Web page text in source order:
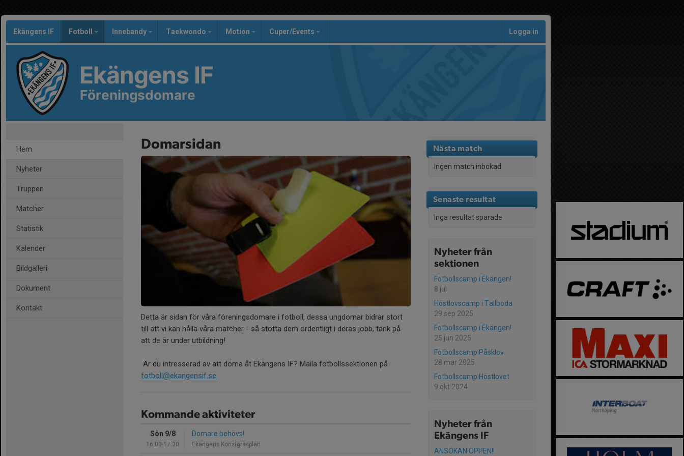
Ekängens IF Fotboll Innebandy Taekwondo Motion Cuper/Events Logga in
Ekängens IF
Föreningsdomare
Hem
Nyheter
Truppen
Matcher
Statistik
Kalender
Bildgalleri
Dokument
Kontakt
Nästa match
Ingen match inbokad
Senaste resultat
Inga resultat sparade
Nyheter från
sektionen
Fotbollscamp i Ekängen!
8 jul
Höstlovscamp i Tallboda
29 sep 2025
Fotbollscamp i Ekängen!
25 jun 2025
Fotbollscamp Påsklov
28 mar 2025
Fotbollscamp Höstlovet
9 okt 2024
Nyheter från
Ekängens IF
ANSÖKAN ÖPPEN!!
Domarsidan
Detta är sidan för våra föreningsdomare i fotboll, dessa ungdomar bidrar stort
till att vi kan hålla våra matcher - så stötta dem ordentligt i deras jobb, tänk på
att de är under utbildning!
Är du intresserad av att döma åt Ekängens IF? Maila fotbollssektionen på
fotboll@ekangensif.se
Kommande aktiviteter
Sön 9/8
16:00-17:30
Domare behövs!
Ekängens Konstgräsplan